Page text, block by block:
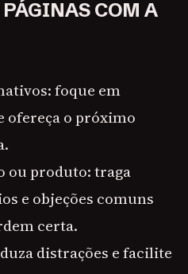
COM A
foque em
ofereça o próximo
ou produto: traga
e objeções comuns
certa.
distrações e facilite